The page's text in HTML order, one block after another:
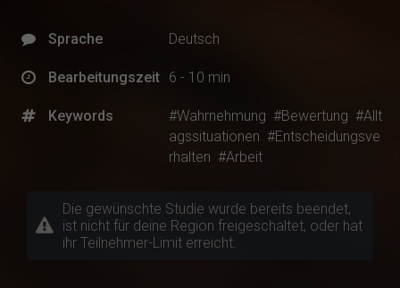
Sprache Deutsch
Bearbeitungszeit 6 - 10 min
Keywords #Wahrnehmung #Bewertung #Allt
agssituationen #Entscheidungsve
rhalten #Arbeit
Die gewünschte Studie wurde bereits beendet,
ist nicht für deine Region freigeschaltet, oder hat
ihr Teilnehmer-Limit erreicht.